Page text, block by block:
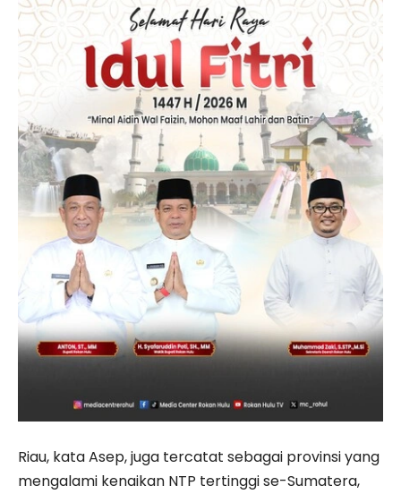
Riau, kata Asep, juga tercatat sebagai provinsi yang
mengalami kenaikan NTP tertinggi se-Sumatera,